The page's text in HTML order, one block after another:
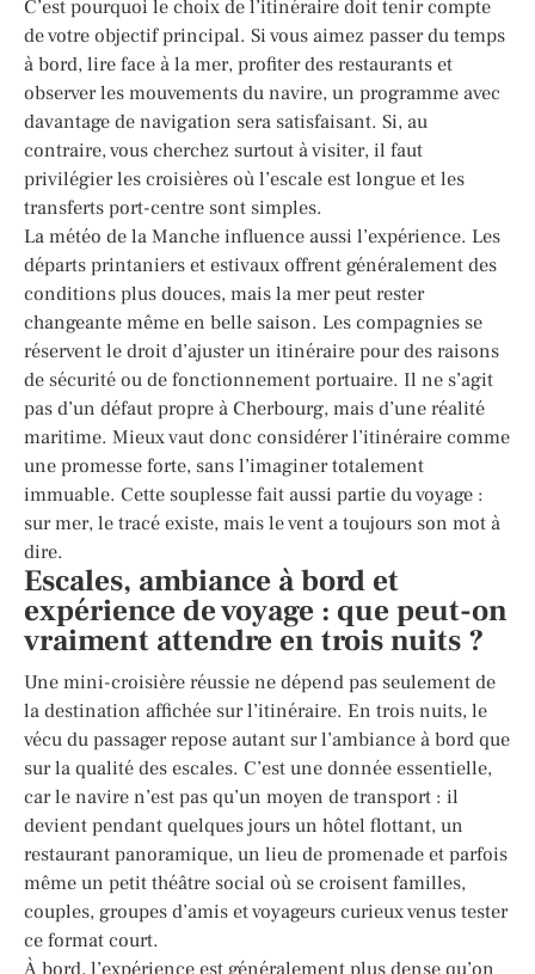
C’est pourquoi le choix de l’itinéraire doit tenir compte
de votre objectif principal. Si vous aimez passer du temps
à bord, lire face à la mer, profiter des restaurants et
observer les mouvements du navire, un programme avec
davantage de navigation sera satisfaisant. Si, au
contraire, vous cherchez surtout à visiter, il faut
privilégier les croisières où l’escale est longue et les
transferts port-centre sont simples.
La météo de la Manche influence aussi l’expérience. Les
départs printaniers et estivaux offrent généralement des
conditions plus douces, mais la mer peut rester
changeante même en belle saison. Les compagnies se
réservent le droit d’ajuster un itinéraire pour des raisons
de sécurité ou de fonctionnement portuaire. Il ne s’agit
pas d’un défaut propre à Cherbourg, mais d’une réalité
maritime. Mieux vaut donc considérer l’itinéraire comme
une promesse forte, sans l’imaginer totalement
immuable. Cette souplesse fait aussi partie du voyage :
sur mer, le tracé existe, mais le vent a toujours son mot à
dire.
Escales, ambiance à bord et
expérience de voyage : que peut-on
vraiment attendre en trois nuits ?
Une mini-croisière réussie ne dépend pas seulement de
la destination affichée sur l’itinéraire. En trois nuits, le
vécu du passager repose autant sur l’ambiance à bord que
sur la qualité des escales. C’est une donnée essentielle,
car le navire n’est pas qu’un moyen de transport : il
devient pendant quelques jours un hôtel flottant, un
restaurant panoramique, un lieu de promenade et parfois
même un petit théâtre social où se croisent familles,
couples, groupes d’amis et voyageurs curieux venus tester
ce format court.
À bord, l’expérience est généralement plus dense qu’on